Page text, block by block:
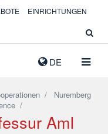
DE
EINRICHTUNGEN
/ Nuremberg
/
AmI